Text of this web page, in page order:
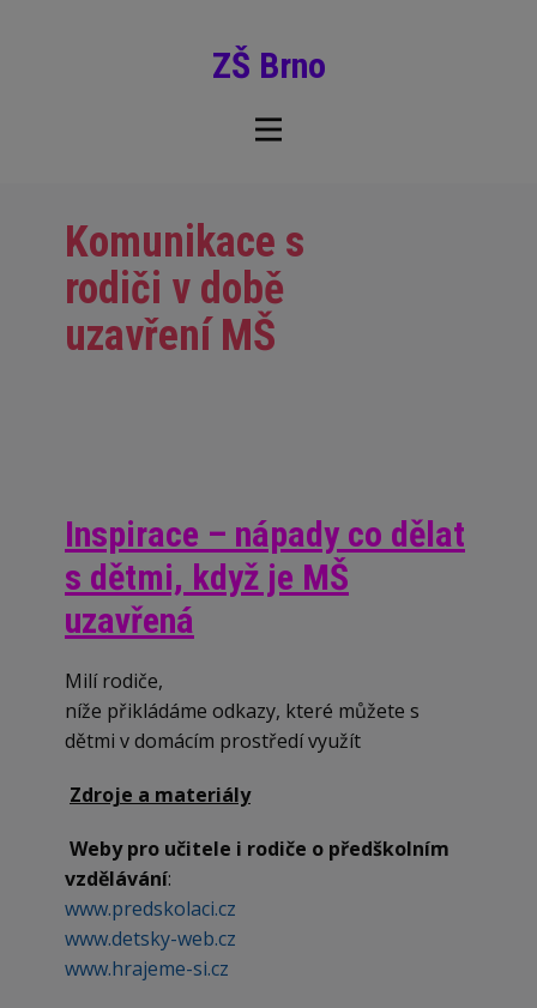
ZŠ Brno
Komunikace s
rodiči v době
uzavření MŠ
Inspirace – nápady co dělat
s dětmi, když je MŠ
uzavřená
Milí rodiče,
níže přikládáme odkazy, které můžete s
dětmi v domácím prostředí využít
Zdroje a materiály
Weby pro učitele i rodiče o předškolním
vzdělávání:
www.predskolaci.cz
www.detsky-web.cz
www.hrajeme-si.cz